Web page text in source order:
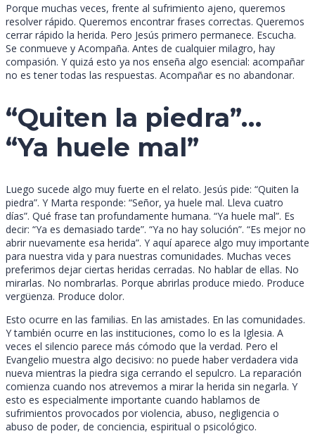
Porque muchas veces, frente al sufrimiento ajeno, queremos
resolver rápido. Queremos encontrar frases correctas. Queremos
cerrar rápido la herida. Pero Jesús primero permanece. Escucha.
Se conmueve y Acompaña. Antes de cualquier milagro, hay
compasión. Y quizá esto ya nos enseña algo esencial: acompañar
no es tener todas las respuestas. Acompañar es no abandonar.
“Quiten la piedra”…
“Ya huele mal”
Luego sucede algo muy fuerte en el relato. Jesús pide: “Quiten la
piedra”. Y Marta responde: “Señor, ya huele mal. Lleva cuatro
días”. Qué frase tan profundamente humana. “Ya huele mal”. Es
decir: “Ya es demasiado tarde”. “Ya no hay solución”. “Es mejor no
abrir nuevamente esa herida”. Y aquí aparece algo muy importante
para nuestra vida y para nuestras comunidades. Muchas veces
preferimos dejar ciertas heridas cerradas. No hablar de ellas. No
mirarlas. No nombrarlas. Porque abrirlas produce miedo. Produce
vergüenza. Produce dolor.
Esto ocurre en las familias. En las amistades. En las comunidades.
Y también ocurre en las instituciones, como lo es la Iglesia. A
veces el silencio parece más cómodo que la verdad. Pero el
Evangelio muestra algo decisivo: no puede haber verdadera vida
nueva mientras la piedra siga cerrando el sepulcro. La reparación
comienza cuando nos atrevemos a mirar la herida sin negarla. Y
esto es especialmente importante cuando hablamos de
sufrimientos provocados por violencia, abuso, negligencia o
abuso de poder, de conciencia, espiritual o psicológico.